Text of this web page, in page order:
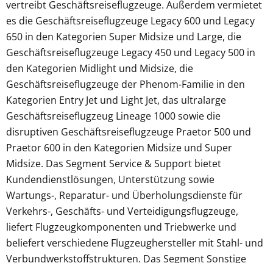
vertreibt Geschäftsreiseflugzeuge. Außerdem vermietet
es die Geschäftsreiseflugzeuge Legacy 600 und Legacy
650 in den Kategorien Super Midsize und Large, die
Geschäftsreiseflugzeuge Legacy 450 und Legacy 500 in
den Kategorien Midlight und Midsize, die
Geschäftsreiseflugzeuge der Phenom-Familie in den
Kategorien Entry Jet und Light Jet, das ultralarge
Geschäftsreiseflugzeug Lineage 1000 sowie die
disruptiven Geschäftsreiseflugzeuge Praetor 500 und
Praetor 600 in den Kategorien Midsize und Super
Midsize. Das Segment Service & Support bietet
Kundendienstlösungen, Unterstützung sowie
Wartungs-, Reparatur- und Überholungsdienste für
Verkehrs-, Geschäfts- und Verteidigungsflugzeuge,
liefert Flugzeugkomponenten und Triebwerke und
beliefert verschiedene Flugzeughersteller mit Stahl- und
Verbundwerkstoffstrukturen. Das Segment Sonstige